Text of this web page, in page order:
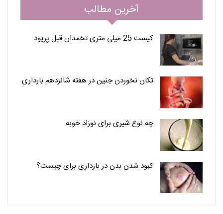
آخرین مطالب
کیست 25 میلی متری تخمدان قبل پریود
تکان نخوردن جنین در هفته شانزدهم بارداری
چه نوع شیری برای نوزاد خوبه
کبود شدن بدن در بارداری برای چیست؟